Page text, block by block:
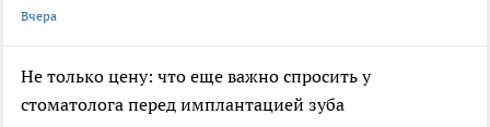
Вчера
Не только цену: что еще важно спросить у
стоматолога перед имплантацией зуба